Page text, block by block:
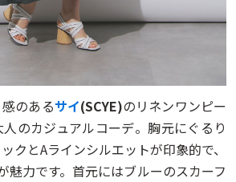
のあるサイ(SCYE)のリネンワンピー
のカジュアルコーデ。胸元にぐるり
クとAラインシルエットが印象的で、
魅力です。首元にはブルーのスカーフ